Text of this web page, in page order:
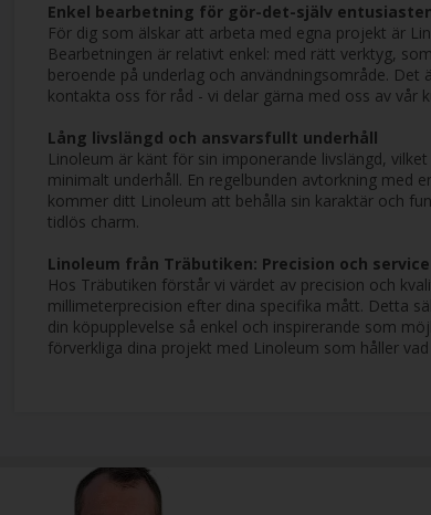
Enkel bearbetning för gör-det-själv
För dig som älskar att arbeta med egna projekt är
Bearbetningen är relativt enkel: med rätt verktyg,
beroende på underlag och användningsområde.
kontakta oss för råd - vi delar gärna med oss av vår
Lång livslängd och ansvarsfullt underhåll
Linoleum är känt för sin imponerande livslängd,
minimalt underhåll. En regelbunden avtorkning med
kommer ditt Linoleum att behålla sin karaktär och
tidlös charm.
Linoleum från Träbutiken: Precision och service
Hos Träbutiken förstår vi värdet av precision och
millimeterprecision efter dina specifika mått. Detta
din köpupplevelse så enkel och inspirerande som
förverkliga dina projekt med Linoleum som håller